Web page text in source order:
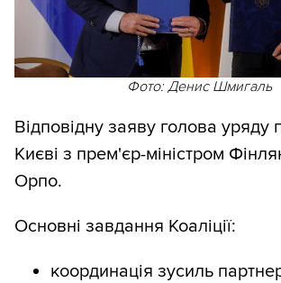
Фото: Денис Шмигаль
Відповідну заяву голова уряду
Києві з прем'єр-міністром
Орпо.
Основні завдання Коаліції:
координація зусиль